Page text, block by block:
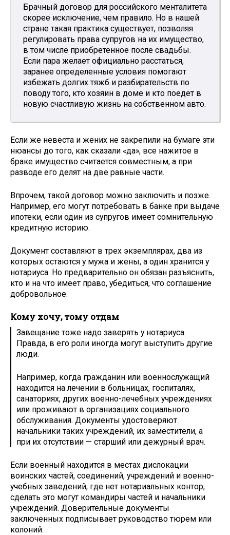
Брачный договор для российского менталитета
скорее исключение, чем правило. Но в нашей
стране такая практика существует, позволяя
регулировать права супругов на их имущество,
в том числе приобретенное после свадьбы.
Если пара желает официально расстаться,
заранее определенные условия помогают
избежать долгих тяжб и разбирательств по
поводу того, кто хозяин в доме и кто поедет в
новую счастливую жизнь на собственном авто.
Если же невеста и жених не закрепили на бумаге эти
нюансы до того, как сказали «да», все нажитое в
браке имущество считается совместным, а при
разводе его делят на две равные части.
Впрочем, такой договор можно заключить и позже.
Например, его могут потребовать в банке при выдаче
ипотеки, если один из супругов имеет сомнительную
кредитную историю.
Документ составляют в трех экземплярах, два из
которых остаются у мужа и жены, а один хранится у
нотариуса. Но предварительно он обязан разъяснить,
кто и на что имеет право, убедиться, что соглашение
добровольное.
Кому хочу, тому отдам
Завещание тоже надо заверять у нотариуса.
Правда, в его роли иногда могут выступить другие
люди.
Например, когда гражданин или военнослужащий
находится на лечении в больницах, госпиталях,
санаториях, других военно-лечебных учреждениях
или проживают в организациях социального
обслуживания. Документы удостоверяют
начальники таких учреждений, их заместители, а
при их отсутствии — старший или дежурный врач.
Если военный находится в местах дислокации
воинских частей, соединений, учреждений и военно-
учебных заведений, где нет нотариальных контор,
сделать это могут командиры частей и начальники
учреждений. Доверительные документы
заключенных подписывает руководство тюрем или
колоний.